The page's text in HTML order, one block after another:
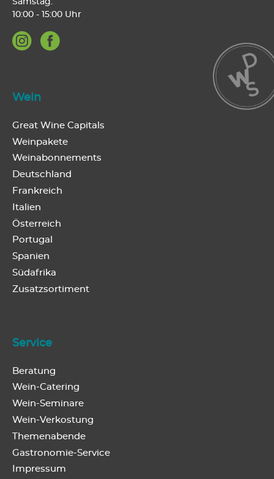
Wein
Great Wine Capitals
Weinpakete
Weinabonnements
Deutschland
Frankreich
Italien
Österreich
Portugal
Spanien
Südafrika
Zusatzsortiment
Service
Beratung
Wein-Catering
Wein-Seminare
Wein-Verkostung
Themenabende
Gastronomie-Service
Impressum
Samstag:
10:00 - 15:00 Uhr